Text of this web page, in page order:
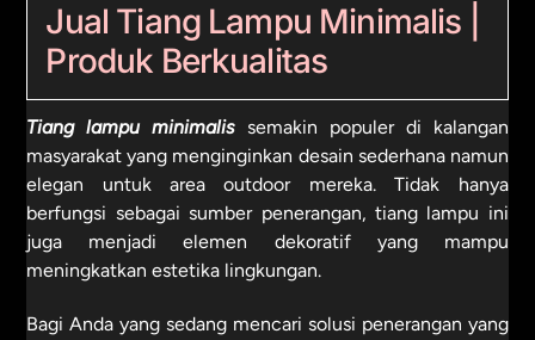
Jual Tiang Lampu Minimalis |
Produk Berkualitas
Tiang lampu minimalis semakin populer di kalangan
masyarakat yang menginginkan desain sederhana namun
elegan untuk area outdoor mereka. Tidak hanya
berfungsi sebagai sumber penerangan, tiang lampu ini
juga menjadi elemen dekoratif yang mampu
meningkatkan estetika lingkungan.
Bagi Anda yang sedang mencari solusi penerangan yang